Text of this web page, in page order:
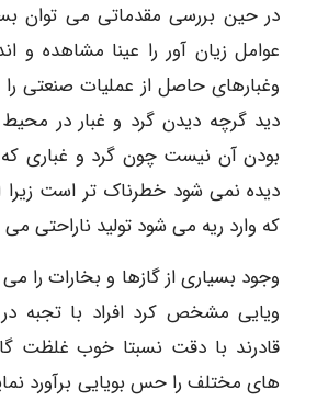
در حین بررسی مقدماتی می توان
عوامل زیان آور را عینا مشاهده و
وغبارهای حاصل از عملیات صنعتی
دید گرچه دیدن گرد و غبار در
بودن آن نیست چون گرد و غباری
دیده نمی شود خطرناک تر است زیرا
که وارد ریه می شود تولید ناراحتی می
وجود بسیاری از گازها و بخارات
ویایی مشخص کرد افراد با تجبه در
قادرند با دقت نسبتا خوب غلظت
های مختلف را حس بویایی برآورد